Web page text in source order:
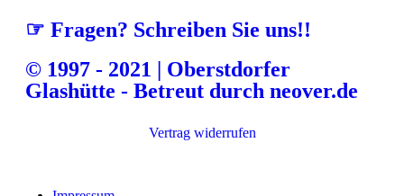
☞ Fragen? Schreiben Sie uns!!
© 1997 - 2021 | Oberstdorfer
Glashütte - Betreut durch neover.de
Vertrag widerrufen